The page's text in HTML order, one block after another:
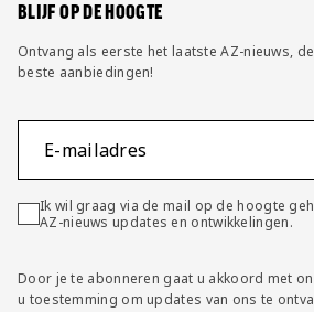
BLIJF OP DE HOOGTE
Ontvang als eerste het laatste AZ-nieuws,
beste aanbiedingen!
E-mailadres
Ik wil graag via de mail op de hoogte
AZ-nieuws updates en ontwikkelingen.
Door je te abonneren gaat u akkoord met
u toestemming om updates van ons te